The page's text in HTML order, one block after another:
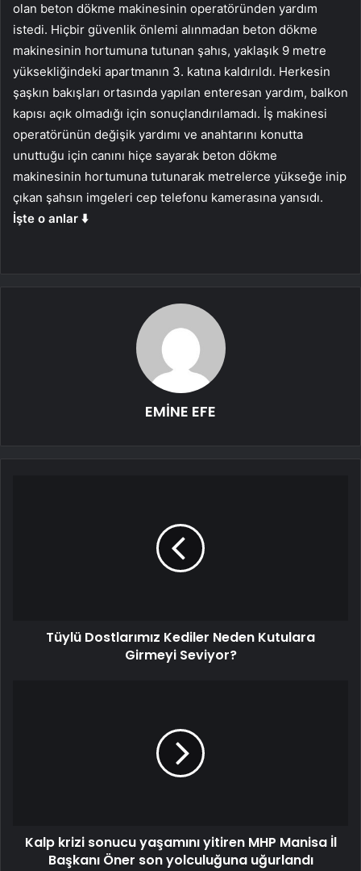
olan beton dökme makinesinin operatöründen yardım
istedi. Hiçbir güvenlik önlemi alınmadan beton dökme
makinesinin hortumuna tutunan şahıs, yaklaşık 9 metre
yüksekliğindeki apartmanın 3. katına kaldırıldı. Herkesin
şaşkın bakışları ortasında yapılan enteresan yardım, balkon
kapısı açık olmadığı için sonuçlandırılamadı. İş makinesi
operatörünün değişik yardımı ve anahtarını konutta
unuttuğu için canını hiçe sayarak beton dökme
makinesinin hortumuna tutunarak metrelerce yükseğe inip
çıkan şahsın imgeleri cep telefonu kamerasına yansıdı.
İşte o anlar ⬇️
EMİNE EFE
Tüylü Dostlarımız Kediler Neden Kutulara
Girmeyi Seviyor?
Kalp krizi sonucu yaşamını yitiren MHP Manisa İl
Başkanı Öner son yolculuğuna uğurlandı